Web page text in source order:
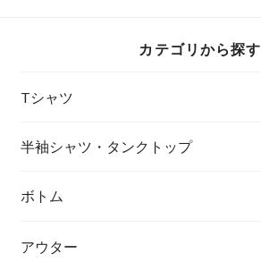
カテゴリから探す
Tシャツ
半袖シャツ・タンクトップ
ボトム
アウター